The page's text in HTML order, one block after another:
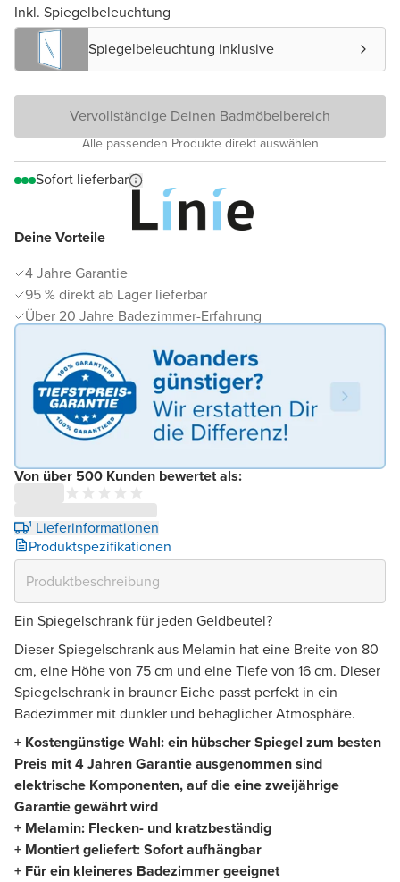
Deine Vorteile
4 Jahre Garantie
95 % direkt ab Lager lieferbar
Über 20 Jahre Badezimmer-Erfahrung
Von über 500 Kunden bewertet als:
¹ Lieferinformationen
Produktspezifikationen
Inkl. Spiegelbeleuchtung
Spiegelbeleuchtung inklusive
Vervollständige Deinen Badmöbelbereich
Alle passenden Produkte direkt auswählen
Sofort lieferbar
Ein Spiegelschrank für jeden Geldbeutel?
Dieser Spiegelschrank aus Melamin hat eine Breite von 80
cm, eine Höhe von 75 cm und eine Tiefe von 16 cm. Dieser
Spiegelschrank in brauner Eiche passt perfekt in ein
Badezimmer mit dunkler und behaglicher Atmosphäre.
+ Kostengünstige Wahl: ein hübscher Spiegel zum besten
Preis mit 4 Jahren Garantie ausgenommen sind
elektrische Komponenten, auf die eine zweijährige
Garantie gewährt wird
+ Melamin: Flecken- und kratzbeständig
+ Montiert geliefert: Sofort aufhängbar
+ Für ein kleineres Badezimmer geeignet